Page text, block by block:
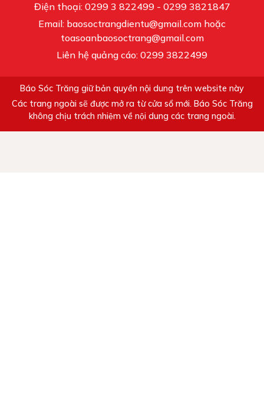
Điện thoại: 0299 3 822499 - 0299 3821847
Email: baosoctrangdientu@gmail.com hoặc
toasoanbaosoctrang@gmail.com
Liên hệ quảng cáo: 0299 3822499
Báo Sóc Trăng giữ bản quyền nội dung trên website này
Các trang ngoài sẽ được mở ra từ cửa sổ mới. Báo Sóc Trăng
không chịu trách nhiệm về nội dung các trang ngoài.